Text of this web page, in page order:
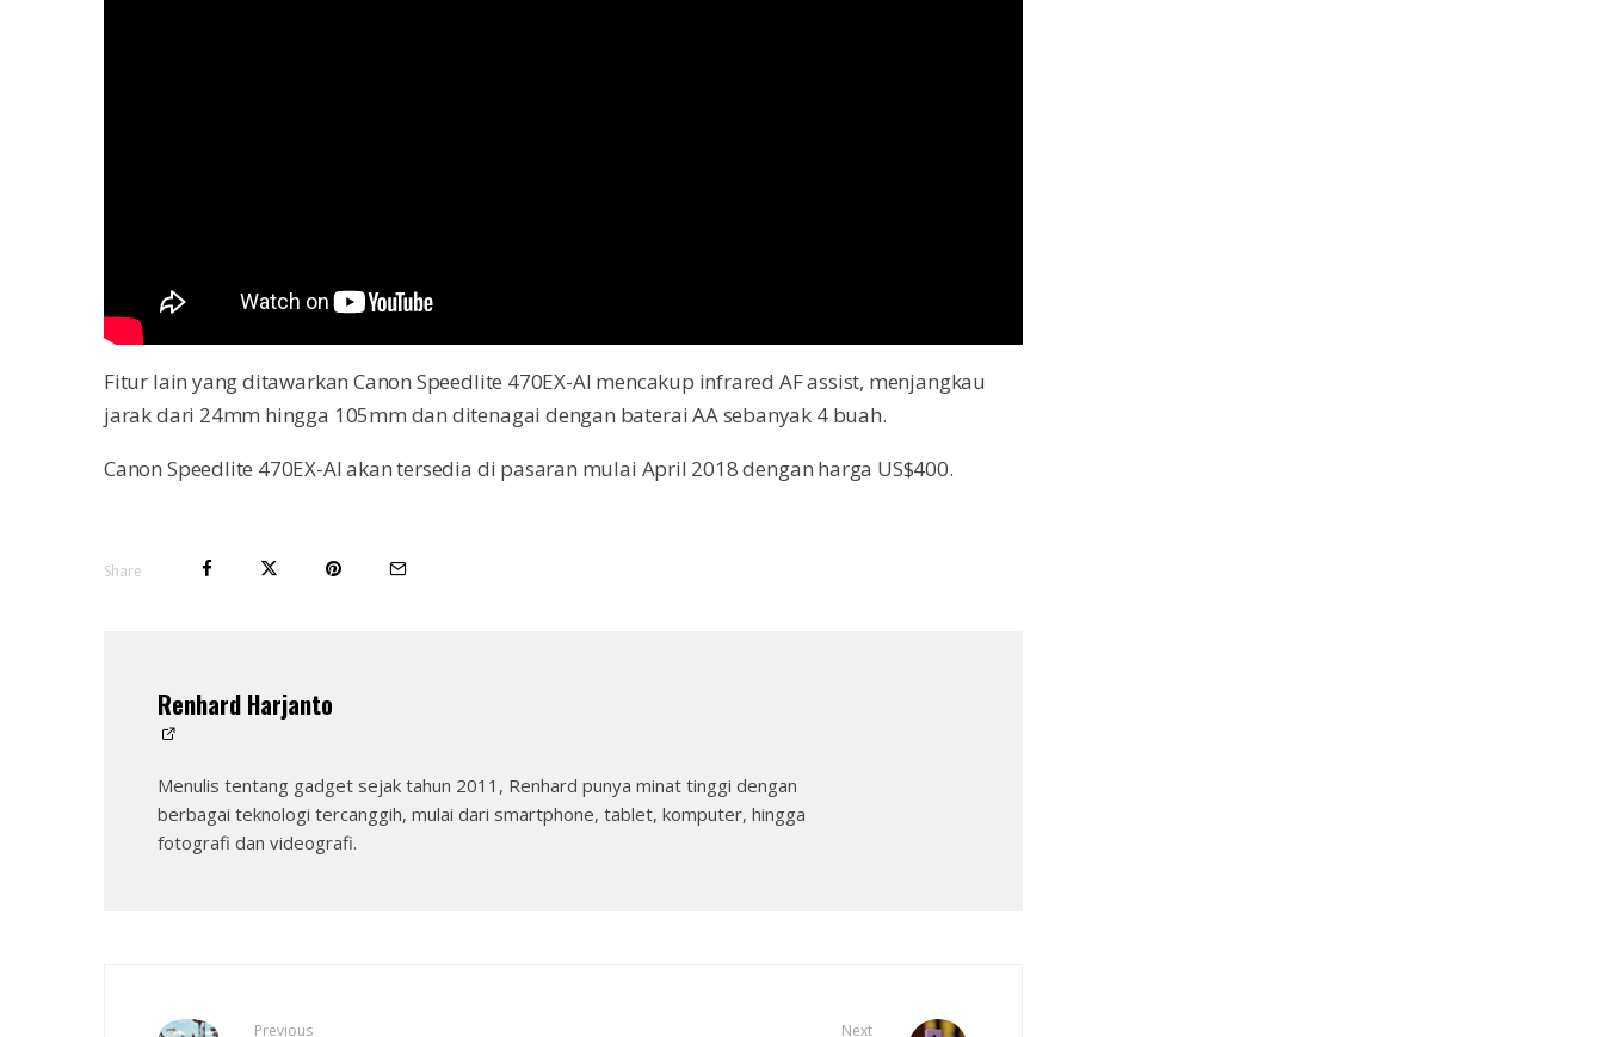
Fitur lain yang ditawarkan Canon Speedlite 470EX-AI mencakup infrared AF assist, menjangkau
jarak dari 24mm hingga 105mm dan ditenagai dengan baterai AA sebanyak 4 buah.
Canon Speedlite 470EX-AI akan tersedia di pasaran mulai April 2018 dengan harga US$400.
Share
Renhard Harjanto
Menulis tentang gadget sejak tahun 2011, Renhard punya minat tinggi dengan
berbagai teknologi tercanggih, mulai dari smartphone, tablet, komputer, hingga
fotografi dan videografi.
Previous Next